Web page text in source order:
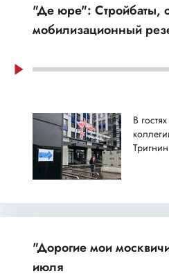
"Де юре": Стройбаты,
мобилизационный
В
Тригнин
"Дорогие мои
июля